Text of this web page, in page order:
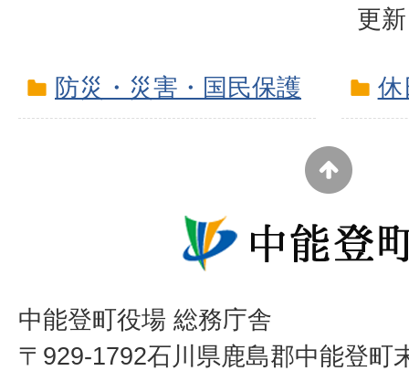
更
防災・災害・国民保護 休
中能登町役場 総務庁舎
〒929-1792石川県鹿島郡中能登町